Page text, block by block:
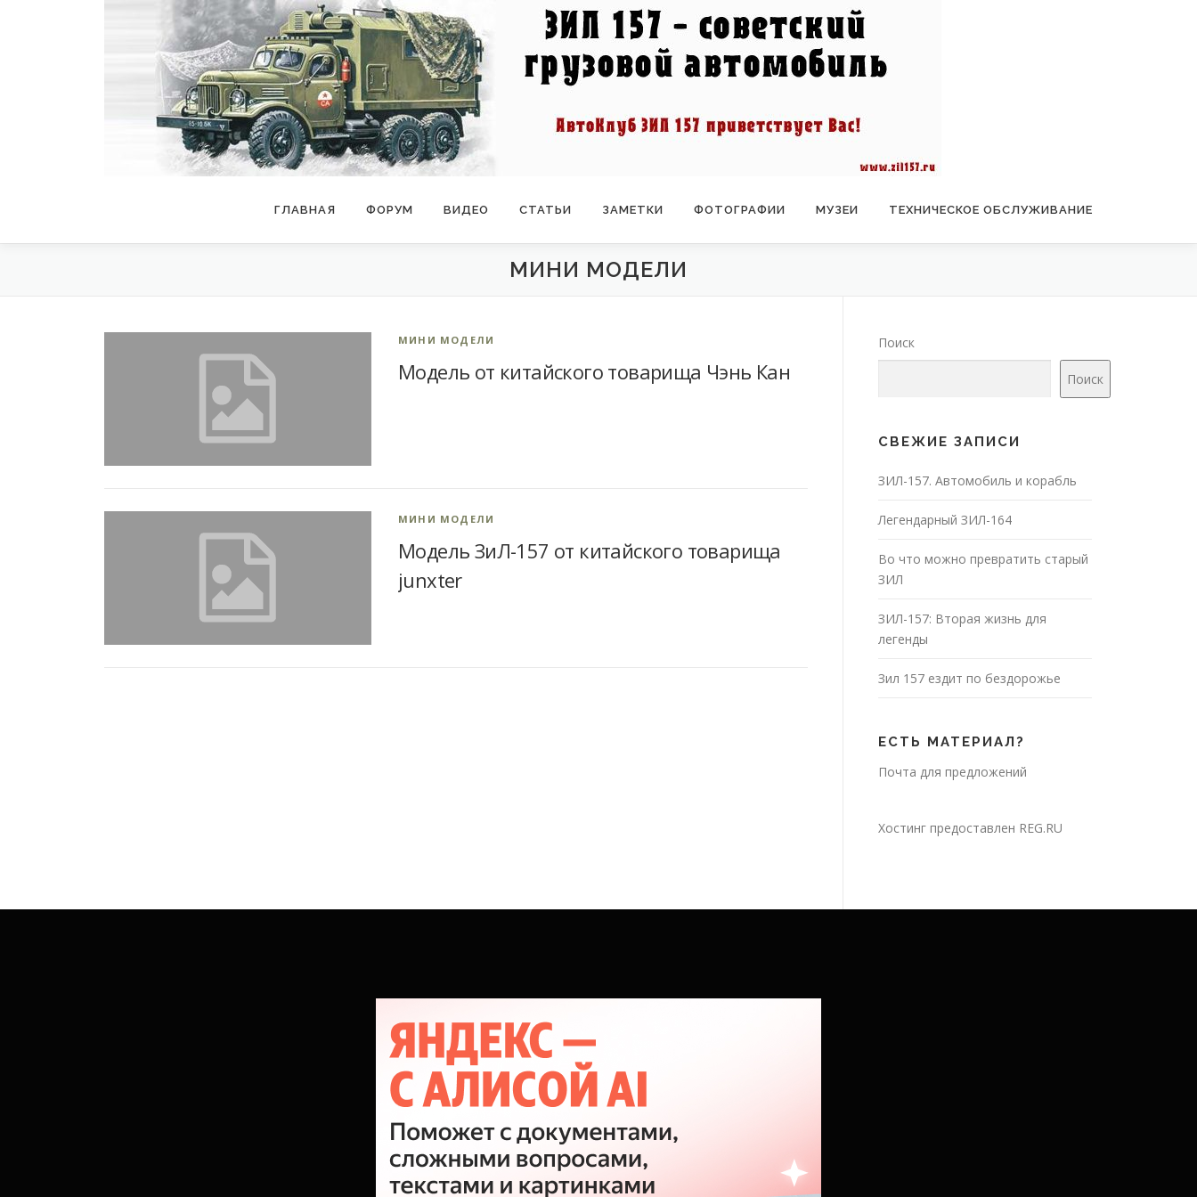
ГЛАВНАЯ ФОРУМ ВИДЕО СТАТЬИ ЗАМЕТКИ ФОТОГРАФИИ МУЗЕИ ТЕХНИЧЕСКОЕ ОБСЛУЖИВАНИЕ
МИНИ МОДЕЛИ
МИНИ МОДЕЛИ
Модель от китайского товарища Чэнь Кан
МИНИ МОДЕЛИ
Модель ЗиЛ-157 от китайского товарища
junxter
Поиск
Поиск
СВЕЖИЕ ЗАПИСИ
ЗИЛ-157. Автомобиль и корабль
Легендарный ЗИЛ-164
Во что можно превратить старый
ЗИЛ
ЗИЛ-157: Вторая жизнь для
легенды
Зил 157 ездит по бездорожье
ЕСТЬ МАТЕРИАЛ?
Почта для предложений
Хостинг предоставлен REG.RU